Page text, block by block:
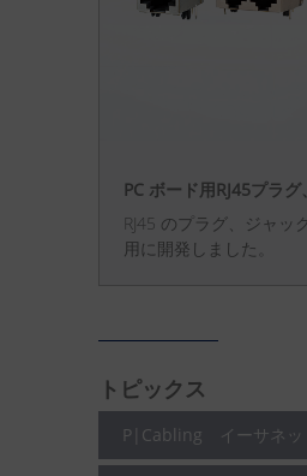
PC ボード用RJ45プラ
RJ45 のプラグ、ジャッ
用に開発しました。
トピックス
P|Cabling イーサネッ